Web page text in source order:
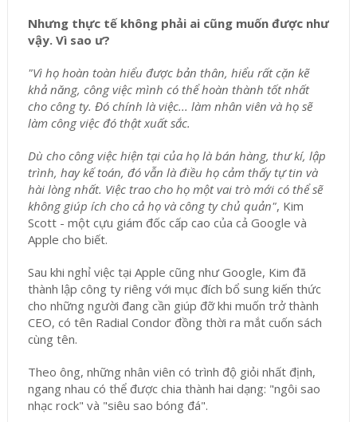
Nhưng thực tế không phải ai cũng muốn được như
vậy. Vì sao ư?
"Vì họ hoàn toàn hiểu được bản thân, hiểu rất cặn kẽ
khả năng, công việc mình có thể hoàn thành tốt nhất
cho công ty. Đó chính là việc... làm nhân viên và họ sẽ
làm công việc đó thật xuất sắc.
Dù cho công việc hiện tại của họ là bán hàng, thư kí, lập
trình, hay kế toán, đó vẫn là điều họ cảm thấy tự tin và
hài lòng nhất. Việc trao cho họ một vai trò mới có thể sẽ
không giúp ích cho cả họ và công ty chủ quản", Kim
Scott - một cựu giám đốc cấp cao của cả Google và
Apple cho biết.
Sau khi nghỉ việc tại Apple cũng như Google, Kim đã
thành lập công ty riêng với mục đích bổ sung kiến thức
cho những người đang cần giúp đỡ khi muốn trở thành
CEO, có tên Radial Condor đồng thời ra mắt cuốn sách
cùng tên.
Theo ông, những nhân viên có trình độ giỏi nhất định,
ngang nhau có thể được chia thành hai dạng: "ngôi sao
nhạc rock" và "siêu sao bóng đá".